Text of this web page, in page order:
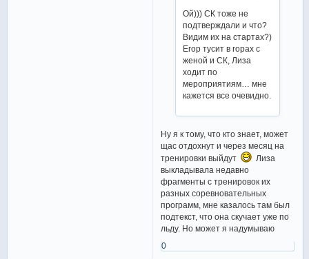
Ой))) СК тоже не
подтверждали и что?
Видим их на стартах?)
Егор тусит в горах с
женой и СК, Лиза
ходит по
мероприятиям… мне
кажется все очевидно.
Ну я к тому, что кто знает, может
щас отдохнут и через месяц на
тренировки выйдут
Лиза
выкладывала недавно
фрагменты с тренировок их
разных соревновательных
программ, мне казалось там был
подтекст, что она скучает уже по
льду. Но может я надумываю
0